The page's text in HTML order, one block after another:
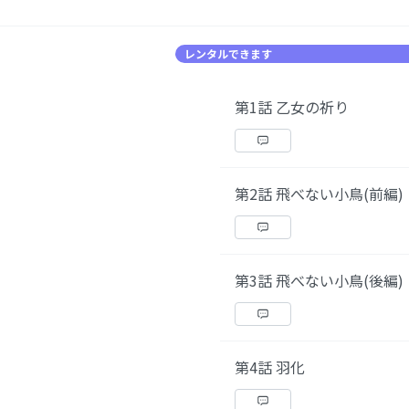
レンタルできます
第1話 乙女の祈り
第2話 飛べない小鳥(前編)
第3話 飛べない小鳥(後編)
第4話 羽化